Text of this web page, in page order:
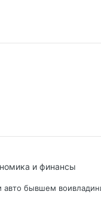
и финансы
авто бывшем